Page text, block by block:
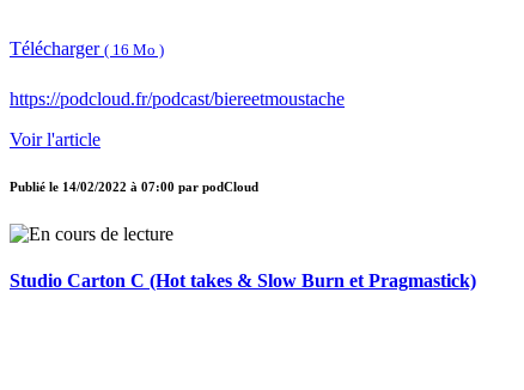
Télécharger ( 16 Mo )
https://podcloud.fr/podcast/biereetmoustache
Voir l'article
Publié le 14/02/2022 à 07:00 par podCloud
Studio Carton C (Hot takes & Slow Burn et Pragmastick)